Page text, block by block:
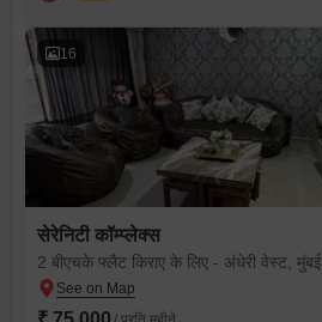
16
सेरेनिटी कॉम्प्लेक्स
2 बीएचके फ्लैट किराए के लिए - अंधेरी वेस्ट, मुंबई